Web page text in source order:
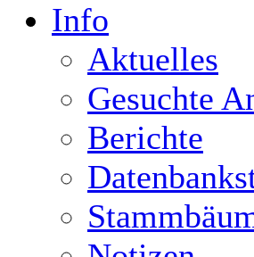
Info
Aktuelles
Gesuchte
Berichte